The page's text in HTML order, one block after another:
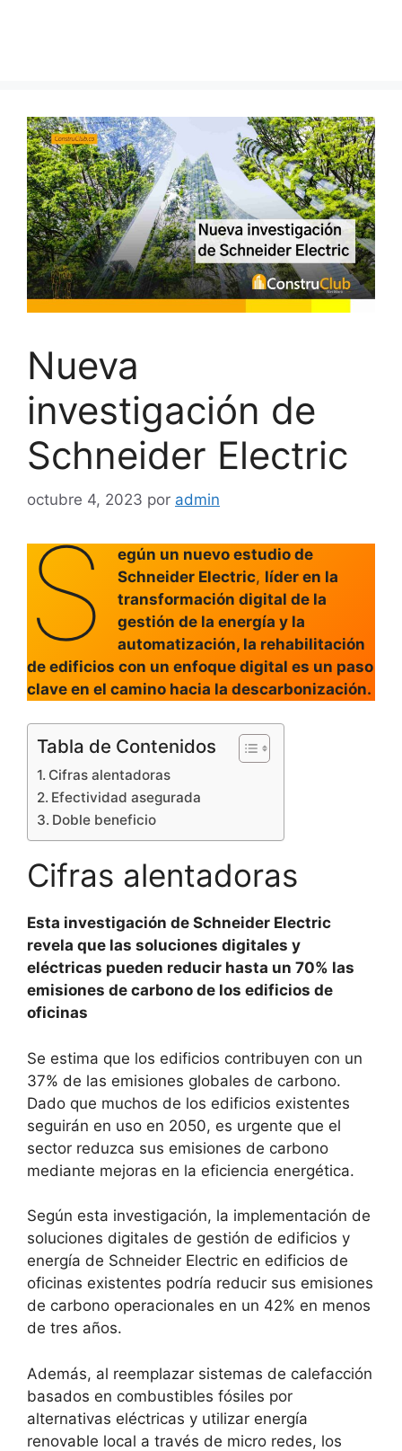
Nueva
investigación de
Schneider Electric
octubre 4, 2023 por admin
S
egún un nuevo estudio de
Schneider Electric, líder en la
transformación digital de la
gestión de la energía y la
automatización, la rehabilitación
de edificios con un enfoque digital es un paso
clave en el camino hacia la descarbonización.
Tabla de Contenidos
Cifras alentadoras
Efectividad asegurada
Doble beneficio
Cifras alentadoras
Esta investigación de Schneider Electric
revela que las soluciones digitales y
eléctricas pueden reducir hasta un 70% las
emisiones de carbono de los edificios de
oficinas
Se estima que los edificios contribuyen con un
37% de las emisiones globales de carbono.
Dado que muchos de los edificios existentes
seguirán en uso en 2050, es urgente que el
sector reduzca sus emisiones de carbono
mediante mejoras en la eficiencia energética.
Según esta investigación, la implementación de
soluciones digitales de gestión de edificios y
energía de Schneider Electric en edificios de
oficinas existentes podría reducir sus emisiones
de carbono operacionales en un 42% en menos
de tres años.
Además, al reemplazar sistemas de calefacción
basados en combustibles fósiles por
alternativas eléctricas y utilizar energía
renovable local a través de micro redes, los